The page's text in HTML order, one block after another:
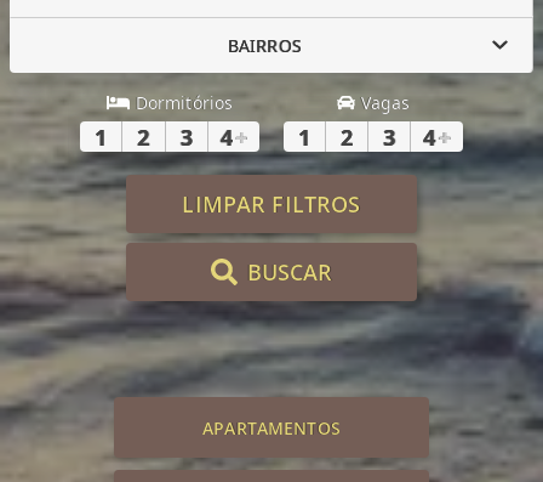
BAIRROS
Dormitórios
1 2 3 4+
Vagas
1 2 3 4+
LIMPAR FILTROS
BUSCAR
APARTAMENTOS